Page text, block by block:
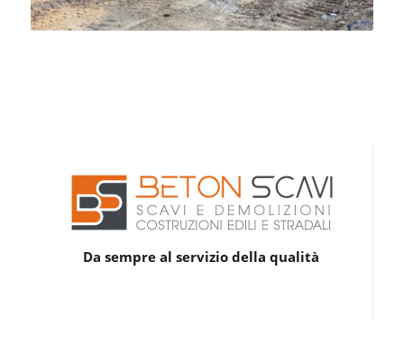
Da sempre al servizio della qualità